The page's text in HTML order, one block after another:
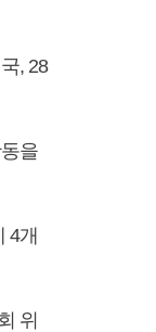
, 28
을
4개
위